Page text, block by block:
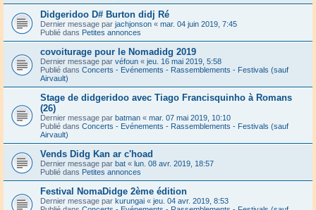
Didgeridoo D# Burton didj Ré
Dernier message par jachjonson « mar. 04 juin 2019, 7:45
Publié dans Petites annonces
covoiturage pour le Nomadidg 2019
Dernier message par véfoun « jeu. 16 mai 2019, 5:58
Publié dans Concerts - Evénements - Rassemblements - Festivals (sauf
Airvault)
Stage de didgeridoo avec Tiago Francisquinho à Romans
(26)
Dernier message par batman « mar. 07 mai 2019, 10:10
Publié dans Concerts - Evénements - Rassemblements - Festivals (sauf
Airvault)
Vends Didg Kan ar c'hoad
Dernier message par bat « lun. 08 avr. 2019, 18:57
Publié dans Petites annonces
Festival NomaDidge 2ème édition
Dernier message par kurungai « jeu. 04 avr. 2019, 8:53